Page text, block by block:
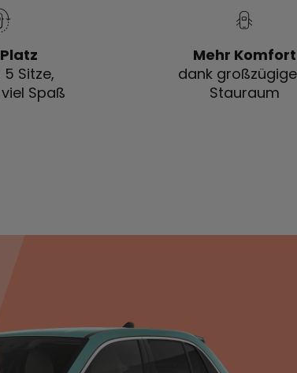
Sitze,
Spaß
Mehr Komfort
dank
Stauraum